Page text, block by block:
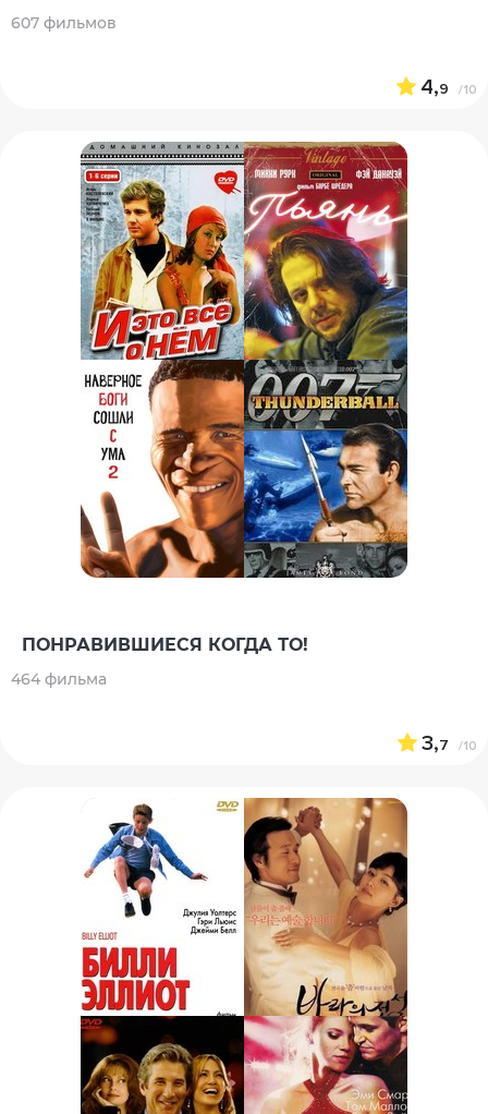
607 фильмов
4,9 /10
ПОНРАВИВШИЕСЯ КОГДА ТО!
464 фильма
3,7 /10